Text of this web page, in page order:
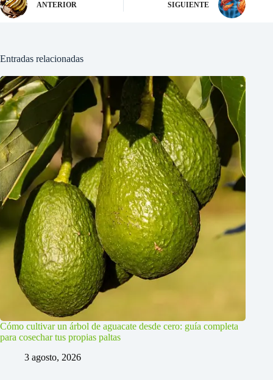
ANTERIOR SIGUIENTE
Entradas relacionadas
Cómo cultivar un árbol de aguacate desde cero: guía completa
para cosechar tus propias paltas
3 agosto, 2026